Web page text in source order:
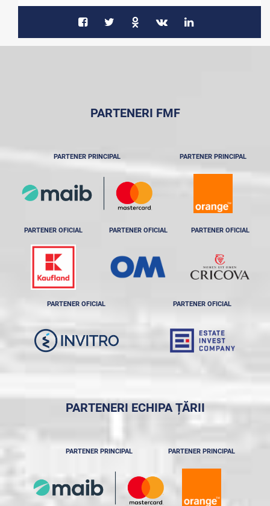
PARTENERI FMF
PARTENER PRINCIPAL PARTENER PRINCIPAL
PARTENER OFICIAL PARTENER OFICIAL PARTENER OFICIAL
PARTENER OFICIAL PARTENER OFICIAL
PARTENERI ECHIPA ȚĂRII
PARTENER PRINCIPAL PARTENER PRINCIPAL